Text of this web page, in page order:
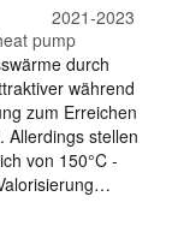
2021-2023
pump
durch
während
zum Erreichen
Allerdings stellen
von 150°C -